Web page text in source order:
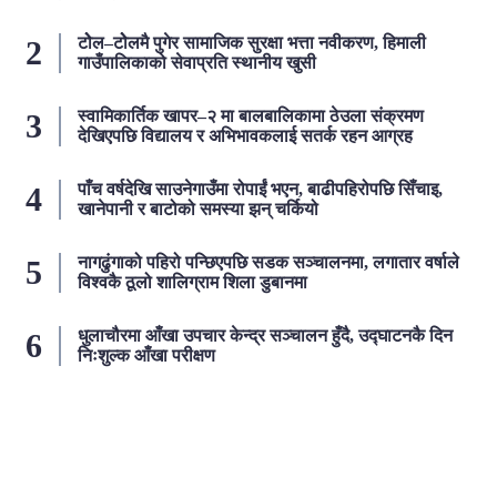
टोेल–टोेलमै पुगेर सामाजिक सुरक्षा भत्ता नवीकरण, हिमाली
गाउँपालिकाको सेवाप्रति स्थानीय खुसी
स्वामिकार्तिक खापर–२ मा बालबालिकामा ठेउला संक्रमण
देखिएपछि विद्यालय र अभिभावकलाई सतर्क रहन आग्रह
पाँच वर्षदेखि साउनेगाउँमा रोपाईं भएन, बाढीपहिरोपछि सिँचाइ,
खानेपानी र बाटोको समस्या झन् चर्कियो
नागढुंगाको पहिरो पन्छिएपछि सडक सञ्चालनमा, लगातार वर्षाले
विश्वकै ठूलो शालिग्राम शिला डुबानमा
धुलाचौरमा आँखा उपचार केन्द्र सञ्चालन हुँदै, उद्घाटनकै दिन
निःशुल्क आँखा परीक्षण